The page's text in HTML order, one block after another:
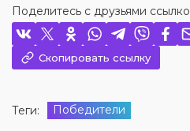
Поделитесь с друзьями
Скопировать ссылку
Теги: Победители